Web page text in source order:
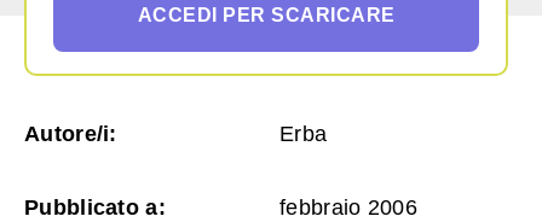
ACCEDI PER SCARICARE
Autore/i: Erba
Pubblicato a: febbraio 2006